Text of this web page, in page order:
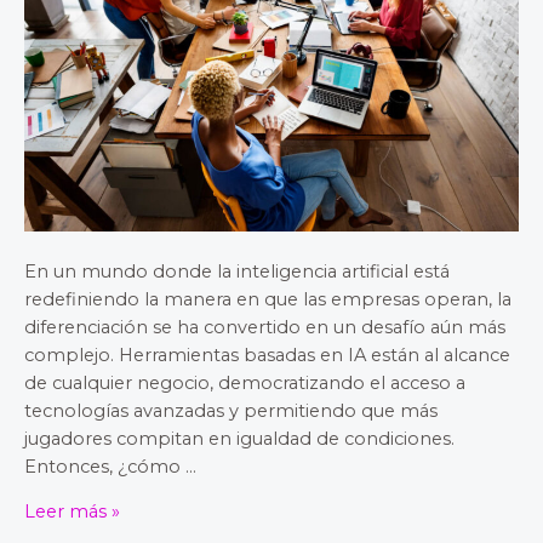
En un mundo donde la inteligencia artificial está
redefiniendo la manera en que las empresas operan, la
diferenciación se ha convertido en un desafío aún más
complejo. Herramientas basadas en IA están al alcance
de cualquier negocio, democratizando el acceso a
tecnologías avanzadas y permitiendo que más
jugadores compitan en igualdad de condiciones.
Entonces, ¿cómo …
asesoramiento
profesional
Leer más »